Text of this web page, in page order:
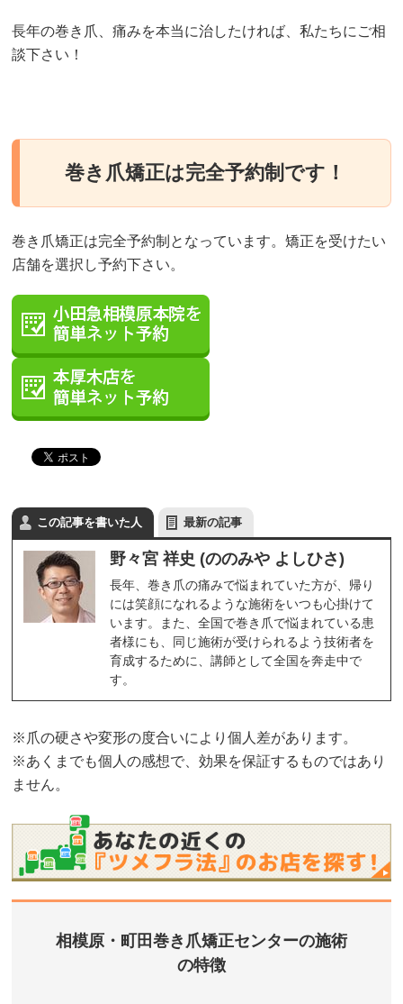
長年の巻き爪、痛みを本当に治したければ、私たちにご相
談下さい！
巻き爪矯正は完全予約制です！
巻き爪矯正は完全予約制となっています。矯正を受けたい
店舗を選択し予約下さい。
この記事を書いた人 最新の記事
野々宮 祥史 (ののみや よしひさ)
長年、巻き爪の痛みで悩まれていた方が、帰り
には笑顔になれるような施術をいつも心掛けて
います。また、全国で巻き爪で悩まれている患
者様にも、同じ施術が受けられるよう技術者を
育成するために、講師として全国を奔走中で
す。
※爪の硬さや変形の度合いにより個人差があります。
※あくまでも個人の感想で、効果を保証するものではあり
ません。
相模原・町田巻き爪矯正センターの施術
の特徴